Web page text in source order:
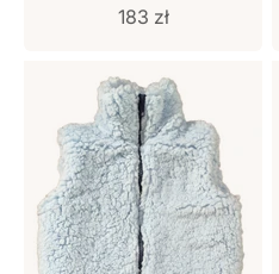
Cena sprzedaży
183 zł